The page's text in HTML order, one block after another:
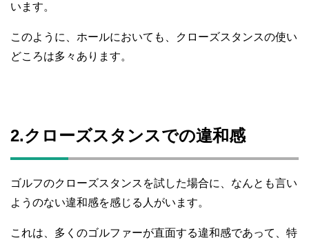
います。
このように、ホールにおいても、クローズスタンスの使い
どころは多々あります。
2.クローズスタンスでの違和感
ゴルフのクローズスタンスを試した場合に、なんとも言い
ようのない違和感を感じる人がいます。
これは、多くのゴルファーが直面する違和感であって、特